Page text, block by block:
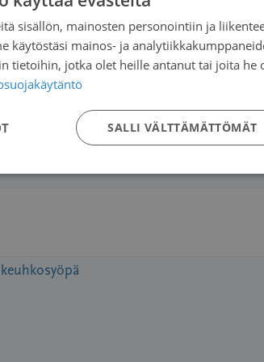
sisällön, mainosten personointiin ja
käytöstäsi mainos- ja
tietoihin, jotka olet heille antanut tai joita he
SALLI VÄLTTÄMÄTTÖMÄT